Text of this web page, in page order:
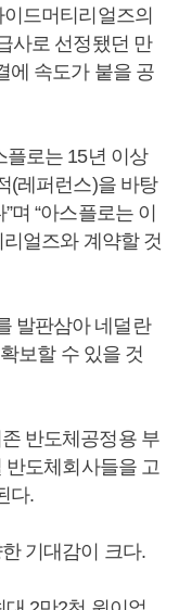
드머티리얼즈의
사로 선정됐던 만
에 속도가 붙을 공
플로는 15년 이상
(레퍼런스)을 바탕
“아스플로는 이
얼즈와 계약할 것
발판삼아 네덜란
보할 수 있을 것
반도체공정용 부
반도체회사들을 고
다.
기대감이 크다.